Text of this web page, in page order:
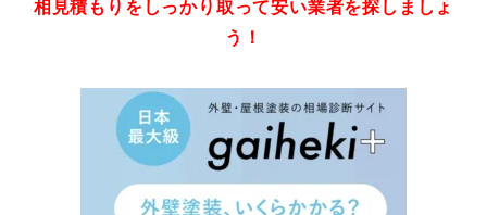
相見積もりをしっかり取って安い業者を探しましょ
う！